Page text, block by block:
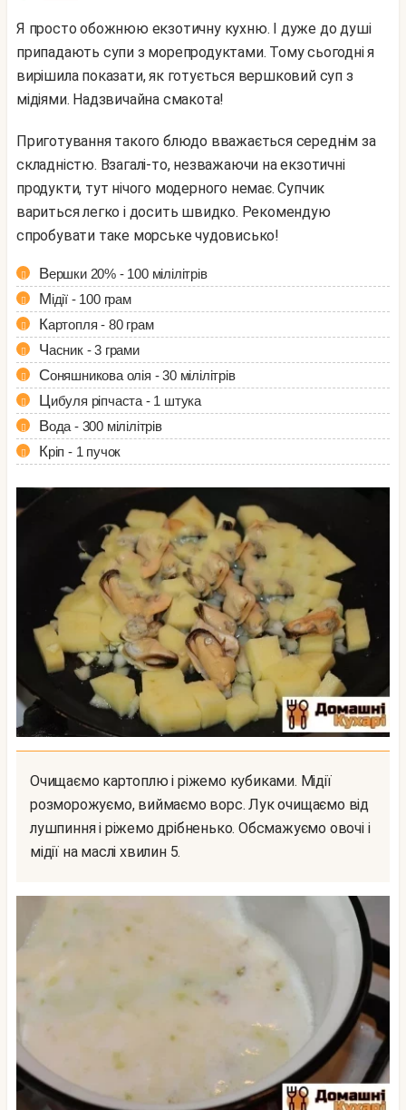
Я просто обожнюю екзотичну кухню. І дуже до душі
припадають супи з морепродуктами. Тому сьогодні я
вирішила показати, як готується вершковий суп з
мідіями. Надзвичайна смакота!
Приготування такого блюдо вважається середнім за
складністю. Взагалі-то, незважаючи на екзотичні
продукти, тут нічого модерного немає. Супчик
вариться легко і досить швидко. Рекомендую
спробувати таке морське чудовисько!
Вершки 20% - 100 мілілітрів
Мідії - 100 грам
Картопля - 80 грам
Часник - 3 грами
Соняшникова олія - 30 мілілітрів
Цибуля ріпчаста - 1 штука
Вода - 300 мілілітрів
Кріп - 1 пучок
Очищаємо картоплю і ріжемо кубиками. Мідії
розморожуємо, виймаємо ворс. Лук очищаємо від
лушпиння і ріжемо дрібненько. Обсмажуємо овочі і
мідії на маслі хвилин 5.